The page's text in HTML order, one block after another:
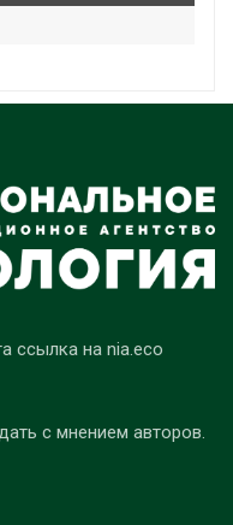
ссылка на nia.eco
с мнением авторов.